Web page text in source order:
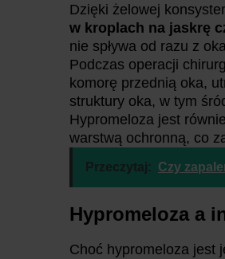
Dzięki żelowej
w kroplach na jaskrę
nie spływa od razu z
Podczas operacji
komorę przednią oka,
struktury oka, w tym
Hypromeloza jest
warstwą ochronną, co
Przeczytaj: Czy
Hypromeloza a
Choć hypromeloza jest